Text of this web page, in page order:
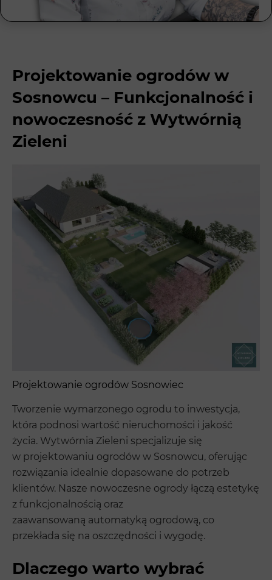
Projektowanie ogrodów w
Sosnowcu – Funkcjonalność i
nowoczesność z Wytwórnią
Zieleni
Projektowanie ogrodów Sosnowiec
Tworzenie wymarzonego ogrodu to inwestycja,
która podnosi wartość nieruchomości i jakość
życia. Wytwórnia Zieleni specjalizuje się
w projektowaniu ogrodów w Sosnowcu, oferując
rozwiązania idealnie dopasowane do potrzeb
klientów. Nasze nowoczesne ogrody łączą estetykę
z funkcjonalnością oraz
zaawansowaną automatyką ogrodową, co
przekłada się na oszczędności i wygodę.
Dlaczego warto wybrać